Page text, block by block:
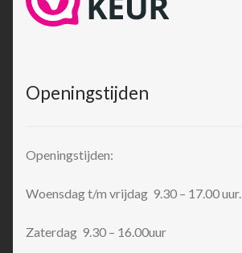
Openingstijden
Openingstijden:
Woensdag t/m vrijdag 9.30 – 17.00 uur.
Zaterdag 9.30 – 16.00uur